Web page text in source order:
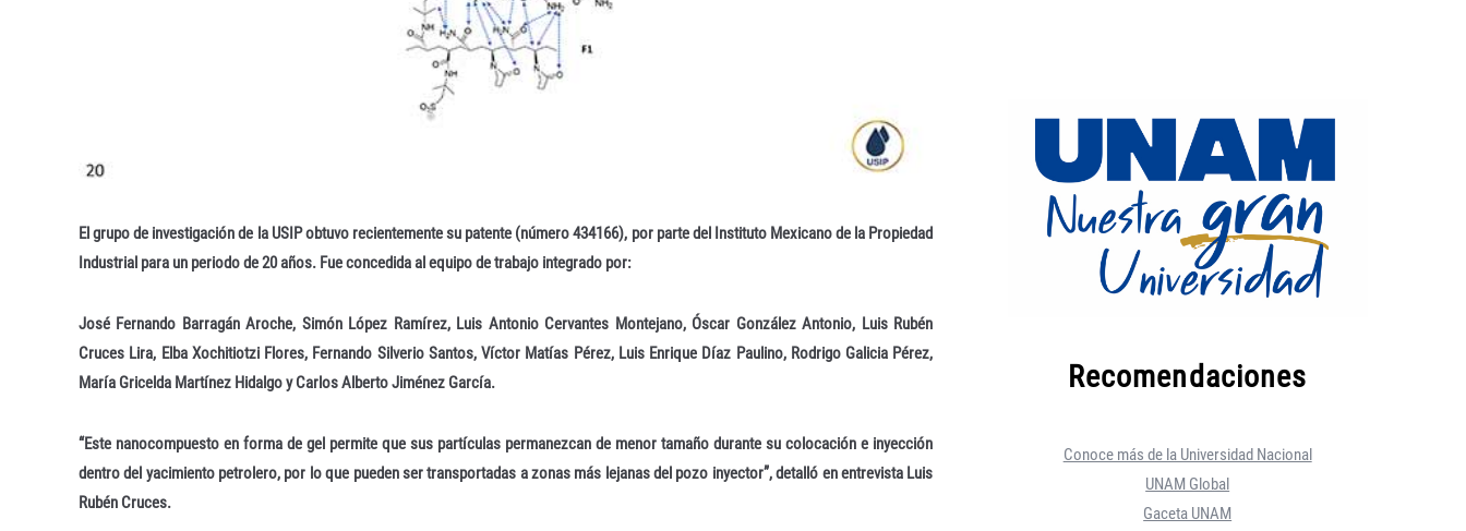
El grupo de investigación de la USIP obtuvo recientemente su patente (número 434166), por parte del Instituto Mexicano de la Propiedad
Industrial para un periodo de 20 años. Fue concedida al equipo de trabajo integrado por:
José Fernando Barragán Aroche, Simón López Ramírez, Luis Antonio Cervantes Montejano, Óscar González Antonio, Luis Rubén
Cruces Lira, Elba Xochitiotzi Flores, Fernando Silverio Santos, Víctor Matías Pérez, Luis Enrique Díaz Paulino, Rodrigo Galicia Pérez,
María Gricelda Martínez Hidalgo y Carlos Alberto Jiménez García.
“Este nanocompuesto en forma de gel permite que sus partículas permanezcan de menor tamaño durante su colocación e inyección
dentro del yacimiento petrolero, por lo que pueden ser transportadas a zonas más lejanas del pozo inyector”, detalló en entrevista Luis
Rubén Cruces.
Recomendaciones
Conoce más de la Universidad Nacional
UNAM Global
Gaceta UNAM